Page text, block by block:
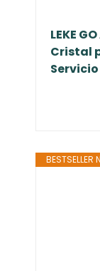
LEKE
Cristal
Servicio
BESTSELLER